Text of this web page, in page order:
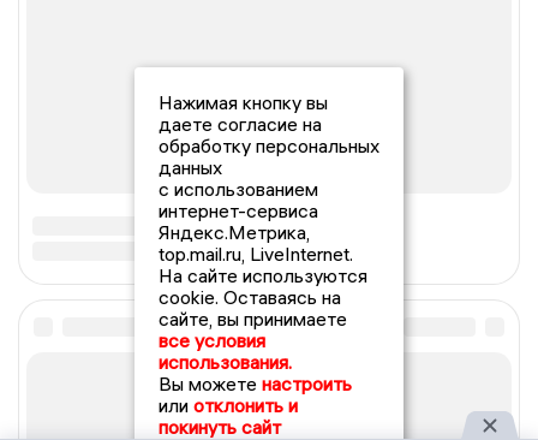
Нажимая кнопку вы
даете согласие на
обработку персональных
данных
с использованием
интернет-сервиса
Яндекс.Метрика,
top.mail.ru, LiveInternet.
На сайте используются
cookie. Оставаясь на
сайте, вы принимаете
все условия
использования.
Вы можете настроить
или отклонить и
покинуть сайт